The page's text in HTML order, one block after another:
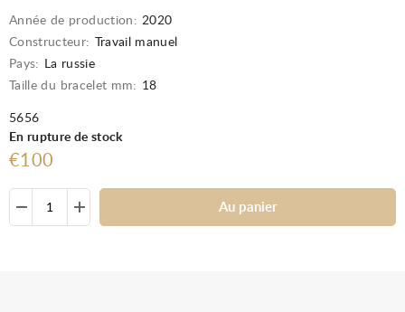
Année de production: 2020
Constructeur:
Travail manuel
Pays:
La russie
Taille du bracelet mm: 18
5656
En rupture de stock
€100
Au panier